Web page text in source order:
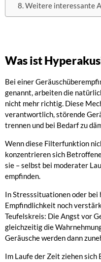
Weitere interessante
Was ist
Bei einer
genannt, arbeiten die
nicht mehr richtig. Diese
verantwortlich, störende
trennen und bei Bedarf zu
Wenn diese Filterfunktion
konzentrieren sich
sie – selbst bei moderater
empfinden.
In Stresssituationen oder bei
Empfindlichkeit noch
Teufelskreis: Die Angst vor
gleichzeitig die
Geräusche werden dann
Im Laufe der Zeit ziehen